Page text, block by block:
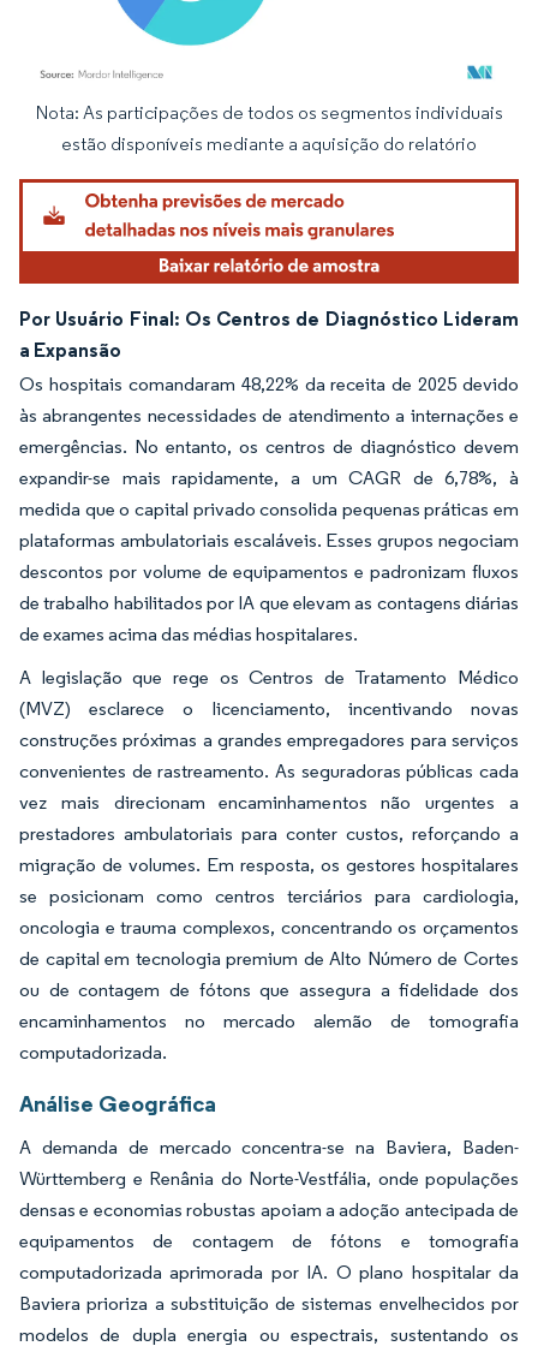
Imagem © Mordor Intelligence. O reuso requer atribuição conforme CC BY 4.0.
Nota: As participações de todos os segmentos individuais
estão disponíveis mediante a aquisição do relatório
Por Usuário Final: Os Centros de Diagnóstico Lideram
a Expansão
Os hospitais comandaram 48,22% da receita de 2025 devido
às abrangentes necessidades de atendimento a internações e
emergências. No entanto, os centros de diagnóstico devem
expandir-se mais rapidamente, a um CAGR de 6,78%, à
medida que o capital privado consolida pequenas práticas em
plataformas ambulatoriais escaláveis. Esses grupos negociam
descontos por volume de equipamentos e padronizam fluxos
de trabalho habilitados por IA que elevam as contagens diárias
de exames acima das médias hospitalares.
A legislação que rege os Centros de Tratamento Médico
(MVZ) esclarece o licenciamento, incentivando novas
construções próximas a grandes empregadores para serviços
convenientes de rastreamento. As seguradoras públicas cada
vez mais direcionam encaminhamentos não urgentes a
prestadores ambulatoriais para conter custos, reforçando a
migração de volumes. Em resposta, os gestores hospitalares
se posicionam como centros terciários para cardiologia,
oncologia e trauma complexos, concentrando os orçamentos
de capital em tecnologia premium de Alto Número de Cortes
ou de contagem de fótons que assegura a fidelidade dos
encaminhamentos no mercado alemão de tomografia
computadorizada.
Análise Geográfica
A demanda de mercado concentra-se na Baviera, Baden-
Württemberg e Renânia do Norte-Vestfália, onde populações
densas e economias robustas apoiam a adoção antecipada de
equipamentos de contagem de fótons e tomografia
computadorizada aprimorada por IA. O plano hospitalar da
Baviera prioriza a substituição de sistemas envelhecidos por
modelos de dupla energia ou espectrais, sustentando os